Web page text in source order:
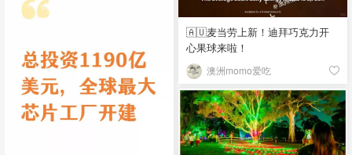
🇦🇺麦当劳上新！迪拜巧克力开
心果球来啦！
澳洲momo爱吃